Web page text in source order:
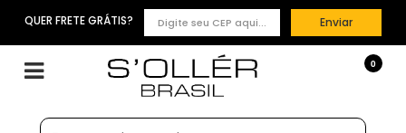
QUER FRETE GRÁTIS? Enviar
0